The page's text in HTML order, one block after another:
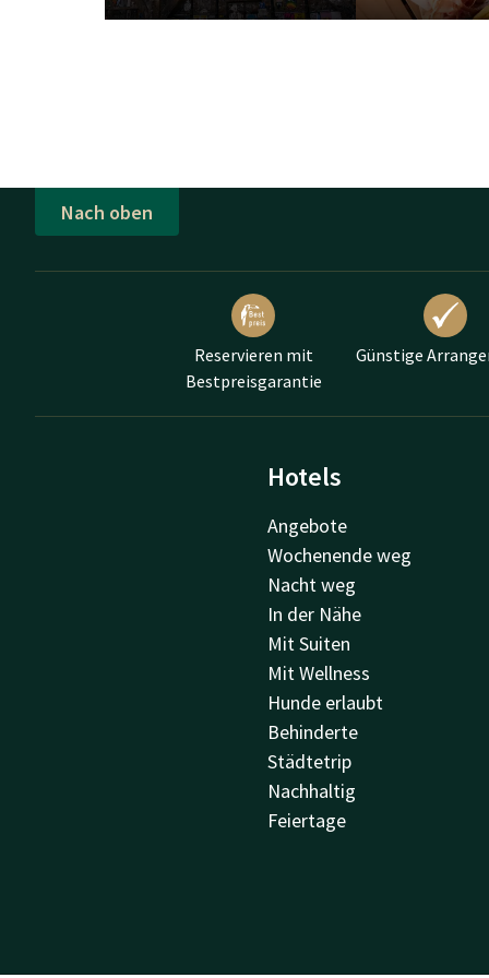
Aufenthalt mit hervorragenden Einrichtungen. Als
Nach oben
Reservieren mit
Bestpreisgarantie
Günstige
Hotels
Angebote
Wochenende weg
Nacht weg
In der Nähe
Mit Suiten
Mit Wellness
Hunde erlaubt
Behinderte
Städtetrip
Nachhaltig
Feiertage